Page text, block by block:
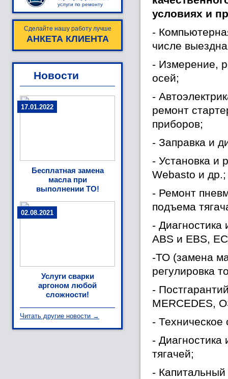
услуги по ремонту
Сделайте нашу работу лучше
АНКЕТА КЛИЕНТА
Новости
17.01.2022
Бесплатная замена
масла при
выполнении ТО!
02.08.2021
Услуги сварки
аргоном любой
сложности!
Читать другие новости →
условиях и
-
числе
- Измерение,
осей;
-
ремонт
приборов;
- Заправка и
- Установка и
Webasto и др.;
- Ремонт
подъема
-
ABS и EBS,
-ТО (замена
регулировка
-
MERCEDES,
-
- Диагностика
тягачей;
-